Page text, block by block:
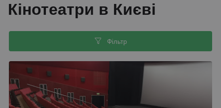
Кінотеатри в Києві
Фільтр